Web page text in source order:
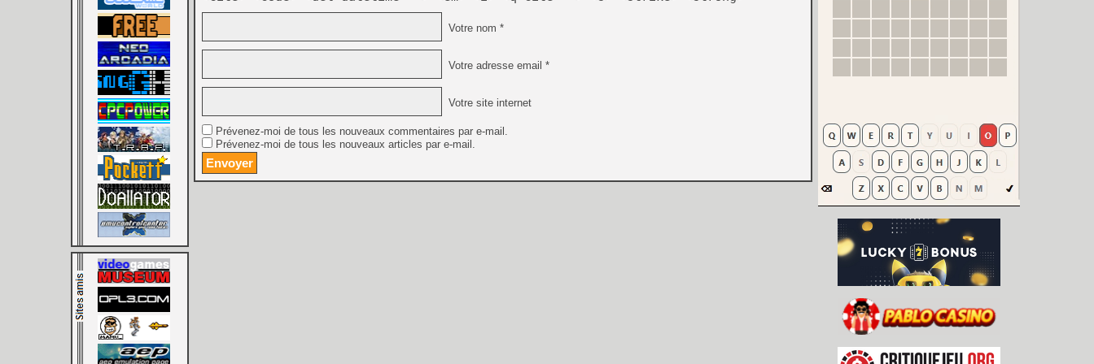
Votre nom *
Votre adresse email *
Votre site internet
Prévenez-moi de tous les nouveaux commentaires par e-mail.
Prévenez-moi de tous les nouveaux articles par e-mail.